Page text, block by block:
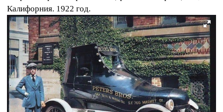
Калифорния. 1922 год.